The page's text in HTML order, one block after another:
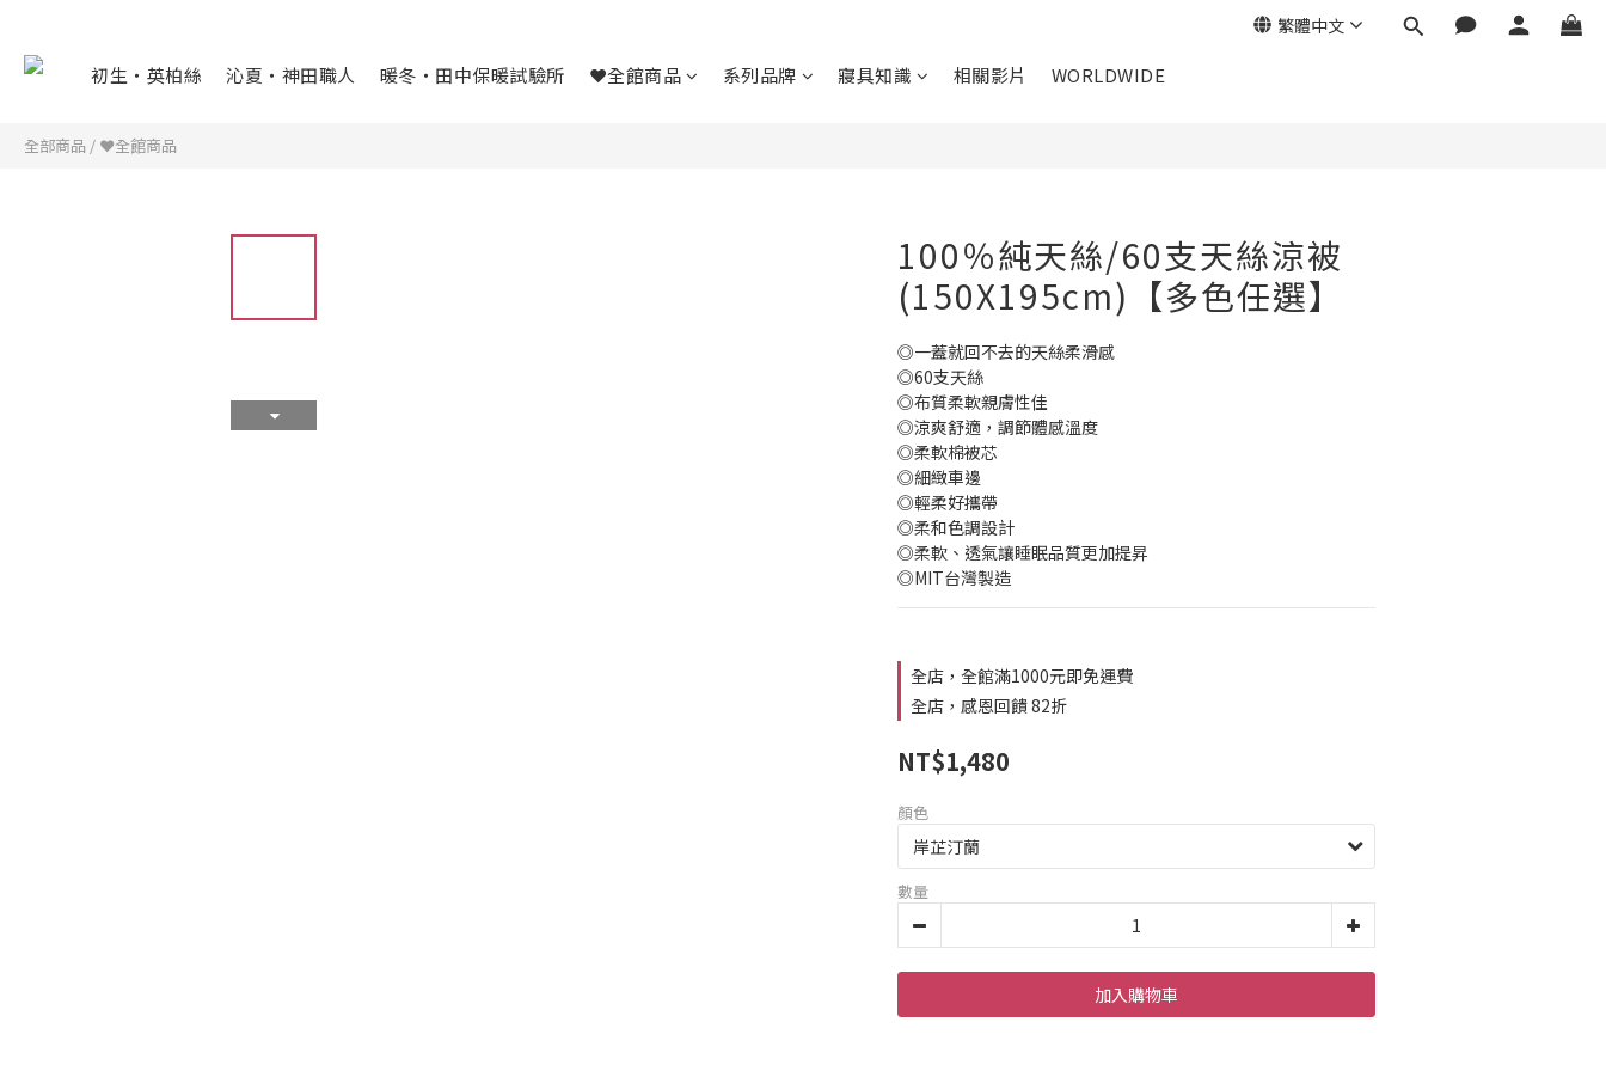
繁體中文
初生・英柏絲 沁夏・神田職人 暖冬・田中保暖試驗所 ❤全館商品 系列品牌 寢具知識 相關影片 WORLDWIDE
全部商品 / ❤全館商品
100％純天絲/60支天絲涼被
(150X195cm)【多色任選】
◎一蓋就回不去的天絲柔滑感
◎60支天絲
◎布質柔軟親膚性佳
◎涼爽舒適，調節體感溫度
◎柔軟棉被芯
◎細緻車邊
◎輕柔好攜帶
◎柔和色調設計
◎柔軟、透氣讓睡眠品質更加提昇
◎MIT台灣製造
全店，全館滿1000元即免運費
全店，感恩回饋 82折
NT$1,480
顏色
數量
加入購物車